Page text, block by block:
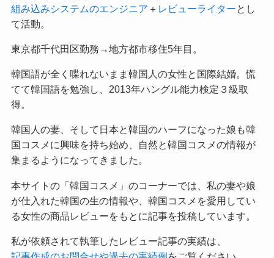
組み込みシステムのエンジニア ＋ レビューライターとし
て活動。
東京都千代田区勤務→地方都市移住5年目。
韓国語が全く喋れないまま韓国人の女性と国際結婚。慌
てて韓国語を勉強し、2013年ハングル能力検定３級取
得。
韓国人の妻、そして日本と韓国のハーフになった娘も韓
国コスメに興味を持ち始め、自然と韓国コスメの情報が
集まるようになってきました。
本サイトの「韓国コスメ」のコーナーでは、私の妻や娘
が仕入れた韓国の生の情報や、韓国コスメを愛用してい
る女性の商品レビューをもとに記事を投稿しています。
私が依頼されて執筆したレビュー記事の実績は、